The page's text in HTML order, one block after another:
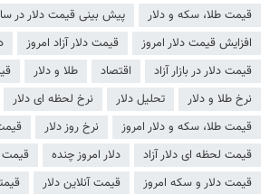
قیمت طلا، سکه و دلار
پیش بینی قیمت دلار در
افزایش قیمت دلار امروز
قیمت دلار آزاد امروز
قیمت دلار در بازار آزاد
اقتصاد طلا و دلار
نرخ طلا و دلار
تحلیل دلار
نرخ لحظه ای دلار
قیمت طلا، سکه و دلار امروز
نرخ روز دلار
قیمت لحظه ای دلار آزاد
دلار امروز چنده
قیمت
قیمت دلار و سکه امروز
قیمت آنلاین دلار